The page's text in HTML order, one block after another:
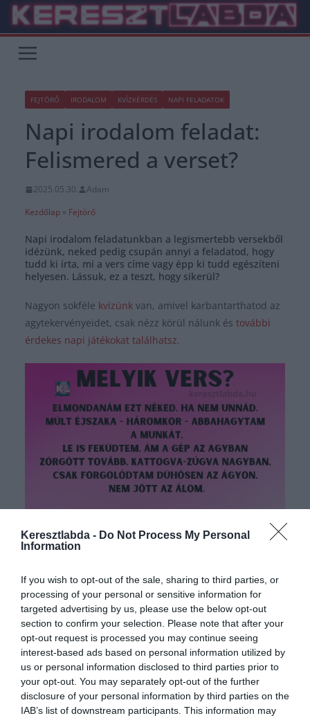
Keresztlabda - Do Not Process My Personal
Information
If you wish to opt-out of the sale, sharing to third parties, or
processing of your personal or sensitive information for
targeted advertising by us, please use the below opt-out
section to confirm your selection. Please note that after your
opt-out request is processed you may continue seeing
interest-based ads based on personal information utilized by
us or personal information disclosed to third parties prior to
your opt-out. You may separately opt-out of the further
disclosure of your personal information by third parties on the
IAB’s list of downstream participants. This information may
Skip
content
FEJTÖRŐ IRODALOM KVÍZKÉRDÉS NAPI FELADATOK
Napi irodalom feladat:
Felismered a verset?
2025.05.30.
Adam
Kezdőlap » Fejtörő
Napi irodalom feladatunkban a legismertebb versekből
idézünk, neked pedig csupán annyi a feladatod, hogy
tudd ki írta, mi a vers címe vagy épp ki tudd egészíteni
helyesen. Lássuk, ez a teszt, hogy sikerül?
Nagyon sokféle kvízünk van, amivel karbantarthatod az
agytekervényeidet, csak nézz körül nálunk és további
érdekes napi játékokat találhatsz.